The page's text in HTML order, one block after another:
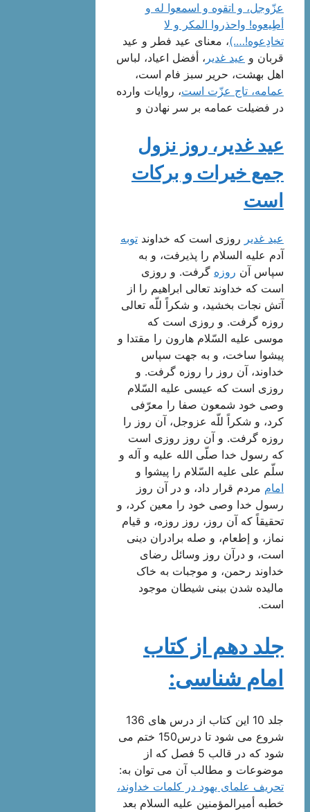
عزّوجل، و اتقوه و اسمعوا له و
أطِیعوه! واحذروا المکر و لا
تخادِعوه!….)، معناى عید فطر و عید
قربان‌ وعید غدیر، أفضل اعیاد، لباس
اهل بهشت، حریر سبز فام است‌،
عمامه، تاج عزّت است‌، روایات وارده
در فضیلت عمامه بر سر نهادن‌ و
عید غدیر، روز نزول
جمع خیرات و بركات
است‌
عید غدیرروزی است که خداوندتوبه
آدم علیه السلام را پذیرفت، و به
سپاس آنروزه گرفت. و روزی
است که خداوند تعالی ابراهیم را از
آتش نجات بخشید، و شکراً للّه تعالی
روزه گرفت. و روزی است که
موسی علیه السّلام هارون را مقتدا و
پیشوا ساخت، و به جهت سپاس
خداوند، آن روز را روزه گرفت. و
روزی است که عیسی علیه السّلام
وصی خود شمعون صفا را معرّفی
کرد، و شکراً للّه عزوجل، آن روز را
روزه گرفت. و آن روز روزی است
که رسول خدا صلّی الله علیه و آله و
سلّم علی علیه السّلام را پیشوا و
اماممردم قرار داد، و در آن روز
رسول خدا وصی خود را معین کرد، و
تحقیقاً که آن روز، روز روزه، و قیام
نماز، و إطعام، و صله برادران دینی
است، و درآن روز وسائل رضای
خداوند رحمن، و موجبات به خاک
مالیده شدن بینی شیطان موجود
است.
جلد دهم از کتاب
امام شناسی:
جلد 10 این کتاب از درس های 136
شروع می شود تا درس150 ختم می
شود که در قالب 5 فصل که از
موضوعات و مطالب آن می توان به:
تحریف علمای یهود در کلمات خداوند،
خطبه أمیرالمؤمنین علیه السلام بعد